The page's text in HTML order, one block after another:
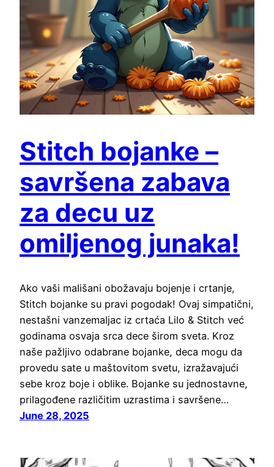
Stitch bojanke –
savršena zabava
za decu uz
omiljenog junaka!
Ako vaši mališani obožavaju bojenje i crtanje,
Stitch bojanke su pravi pogodak! Ovaj simpatični,
nestašni vanzemaljac iz crtaća Lilo & Stitch već
godinama osvaja srca dece širom sveta. Kroz
naše pažljivo odabrane bojanke, deca mogu da
provedu sate u maštovitom svetu, izražavajući
sebe kroz boje i oblike. Bojanke su jednostavne,
prilagođene različitim uzrastima i savršene…
June 28, 2025